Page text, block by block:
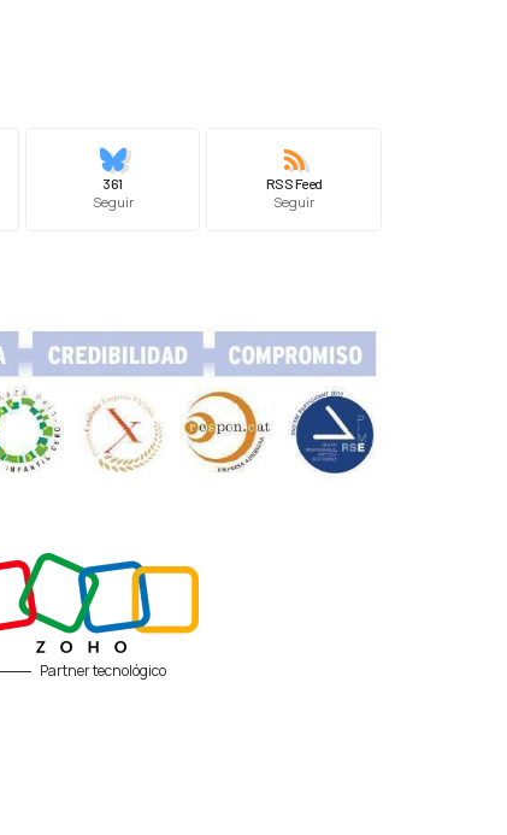
361
Seguir
RSS Feed
Seguir
Partner tecnológico